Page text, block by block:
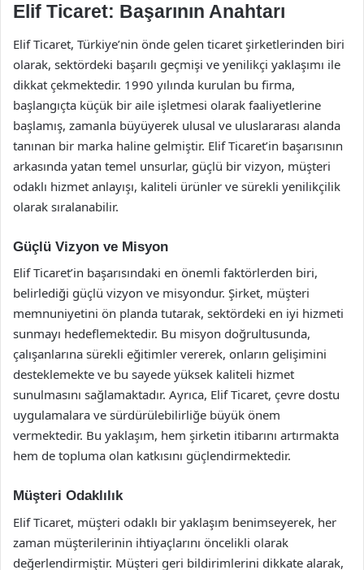
Elif Ticaret: Başarının Anahtarı
Elif Ticaret, Türkiye’nin önde gelen ticaret şirketlerinden biri
olarak, sektördeki başarılı geçmişi ve yenilikçi yaklaşımı ile
dikkat çekmektedir. 1990 yılında kurulan bu firma,
başlangıçta küçük bir aile işletmesi olarak faaliyetlerine
başlamış, zamanla büyüyerek ulusal ve uluslararası alanda
tanınan bir marka haline gelmiştir. Elif Ticaret’in başarısının
arkasında yatan temel unsurlar, güçlü bir vizyon, müşteri
odaklı hizmet anlayışı, kaliteli ürünler ve sürekli yenilikçilik
olarak sıralanabilir.
Güçlü Vizyon ve Misyon
Elif Ticaret’in başarısındaki en önemli faktörlerden biri,
belirlediği güçlü vizyon ve misyondur. Şirket, müşteri
memnuniyetini ön planda tutarak, sektördeki en iyi hizmeti
sunmayı hedeflemektedir. Bu misyon doğrultusunda,
çalışanlarına sürekli eğitimler vererek, onların gelişimini
desteklemekte ve bu sayede yüksek kaliteli hizmet
sunulmasını sağlamaktadır. Ayrıca, Elif Ticaret, çevre dostu
uygulamalara ve sürdürülebilirliğe büyük önem
vermektedir. Bu yaklaşım, hem şirketin itibarını artırmakta
hem de topluma olan katkısını güçlendirmektedir.
Müşteri Odaklılık
Elif Ticaret, müşteri odaklı bir yaklaşım benimseyerek, her
zaman müşterilerinin ihtiyaçlarını öncelikli olarak
değerlendirmiştir. Müşteri geri bildirimlerini dikkate alarak,